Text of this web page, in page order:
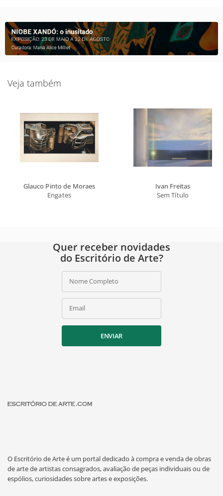
Veja também
Glauco Pinto de Moraes
Engates
Ivan Freitas
Sem Título
Quer receber novidades
do Escritório de Arte?
Nome Completo
Email
ENVIAR
O Escritório de Arte é um portal dedicado à compra e venda de obras
de arte de artistas consagrados, avaliação de peças individuais ou de
espólios, curiosidades sobre artes e exposições.